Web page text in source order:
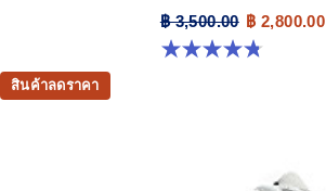
฿ 3,500.00 ฿ 2,800.00
4.8 จาก 5 ดาว 179 รีวิว
สินค้าลดราคา